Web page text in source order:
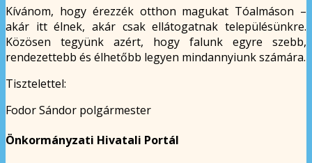
Kívánom, hogy érezzék otthon magukat Tóalmáson –
akár itt élnek, akár csak ellátogatnak településünkre.
Közösen tegyünk azért, hogy falunk egyre szebb,
rendezettebb és élhetőbb legyen mindannyiunk számára.
Tisztelettel:
Fodor Sándor polgármester
Önkormányzati Hivatali Portál